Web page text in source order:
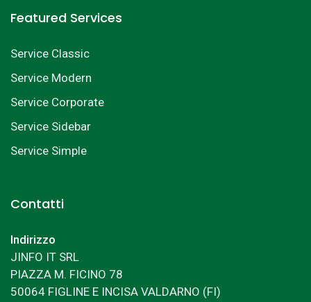
Featured Services
Service Classic
Service Modern
Service Corporate
Service Sidebar
Service Simple
Contatti
Indirizzo
JINFO IT SRL
PIAZZA M. FICINO 78
50064 FIGLINE E INCISA VALDARNO (FI)